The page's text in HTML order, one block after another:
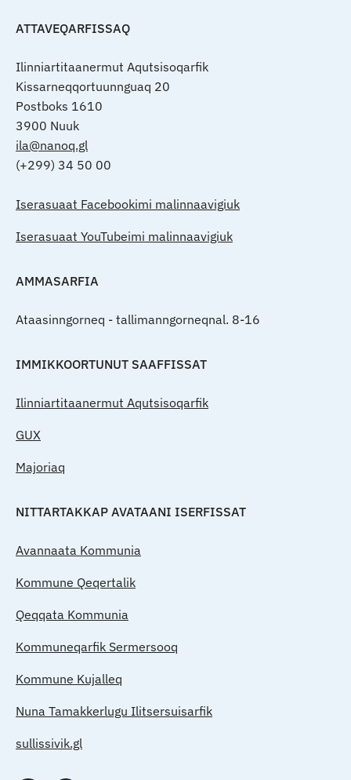
ATTAVEQARFISSAQ
Ilinniartitaanermut Aqutsisoqarfik
Kissarneqqortuunnguaq 20
Postboks 1610
3900 Nuuk
ila@nanoq.gl
(+299) 34 50 00
Iserasuaat Facebookimi malinnaavigiuk
Iserasuaat YouTubeimi malinnaavigiuk
AMMASARFIA
Ataasinngorneq - tallimanngorneqnal. 8-16
IMMIKKOORTUNUT SAAFFISSAT
Ilinniartitaanermut Aqutsisoqarfik
GUX
Majoriaq
NITTARTAKKAP AVATAANI ISERFISSAT
Avannaata Kommunia
Kommune Qeqertalik
Qeqqata Kommunia
Kommuneqarfik Sermersooq
Kommune Kujalleq
Nuna Tamakkerlugu Ilitsersuisarfik
sullissivik.gl